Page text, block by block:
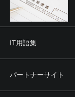
IT用語集
パートナーサイト